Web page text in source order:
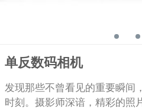
单反数码相机
发现那些不曾看见的重要瞬间
时刻。摄影师深谙，精彩的照